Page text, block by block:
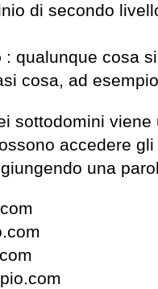
di secondo
: qualunque cosa
cosa, ad
sottodomini
accedere
una